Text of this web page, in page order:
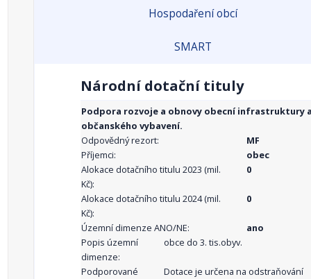
Hospodaření obcí
SMART
Národní dotační tituly
Podpora rozvoje a obnovy obecní infrastruktury
občanského vybavení.
Odpovědný rezort:
MF
Příjemci:
obec
Alokace dotačního titulu 2023 (mil.
Kč):
0
Alokace dotačního titulu 2024 (mil.
Kč):
0
Územní dimenze ANO/NE:
ano
Popis územní
dimenze:
obce do 3. tis.obyv.
Podporované
Dotace je určena na odstraňování